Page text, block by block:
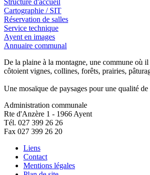
Cartographie / SIT
Réservation de salles
Service technique
Ayent en images
Annuaire communal
De la plaine à la montagne, une commune où
côtoient vignes, collines, forêts, prairies,
Une mosaïque de paysages pour une qualité
Administration communale
Rte d'Anzère 1 - 1966 Ayent
Tél. 027 399 26 26
Fax 027 399 26 20
Liens
Contact
Mentions légales